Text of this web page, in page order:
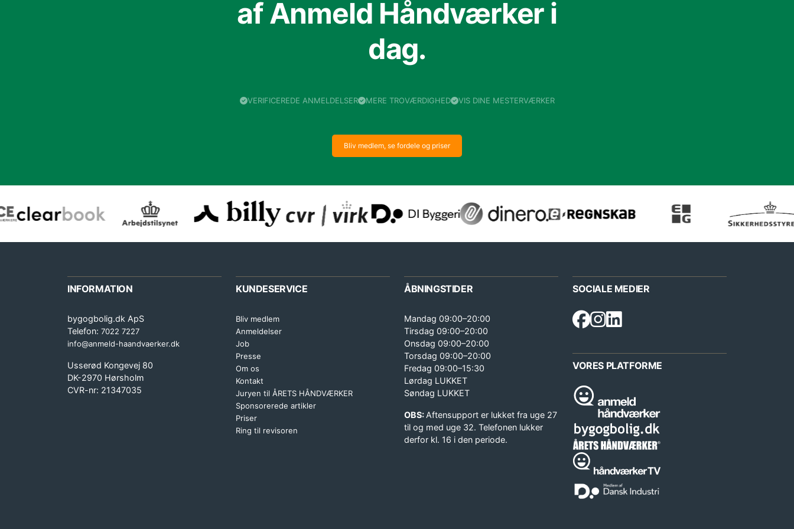
af Anmeld Håndværker i
dag.
VERIFICEREDE ANMELDELSER MERE TROVÆRDIGHED VIS DINE MESTERVÆRKER
Bliv medlem, se fordele og priser
INFORMATION
bygogbolig.dk ApS
Telefon: 7022 7227
info@anmeld-haandvaerker.dk
Usserød Kongevej 80
DK-2970 Hørsholm
CVR-nr: 21347035
KUNDESERVICE
Bliv medlem
Anmeldelser
Job
Presse
Om os
Kontakt
Juryen til ÅRETS HÅNDVÆRKER
Sponsorerede artikler
Priser
Ring til revisoren
ÅBNINGSTIDER
Mandag 09:00–20:00
Tirsdag 09:00–20:00
Onsdag 09:00–20:00
Torsdag 09:00–20:00
Fredag 09:00–15:30
Lørdag LUKKET
Søndag LUKKET
OBS:Aftensupport er lukket fra uge 27
til og med uge 32. Telefonen lukker
derfor kl. 16 i den periode.
SOCIALE MEDIER
VORES PLATFORME